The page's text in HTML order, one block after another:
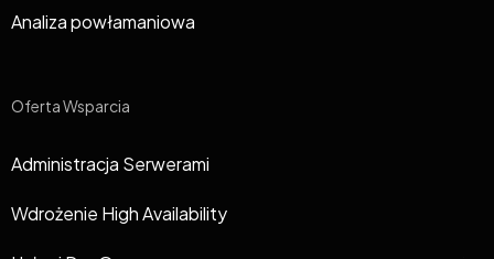
Analiza powłamaniowa
Oferta Wsparcia
Administracja Serwerami
Wdrożenie High Availability